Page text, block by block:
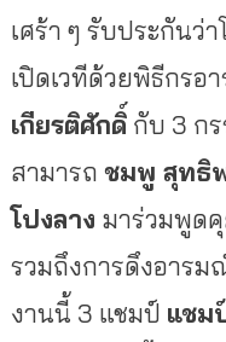
เศร้า ๆ รับประกันว่
เปิดเวทีด้วยพิธีกรอ
เกียรติศักดิ์กับ 3 ก
สามารถ ชมพู สุทธิ
โปงลาง มาร่วมพูดคุ
รวมถึงการดึงอารม
งานนี้ 3 แชมป์ แชม